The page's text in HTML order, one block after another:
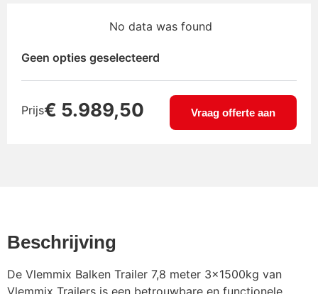
No data was found
Geen opties geselecteerd
Prijs€ 5.989,50 Vraag offerte aan
Beschrijving
De Vlemmix Balken Trailer 7,8 meter 3x1500kg van